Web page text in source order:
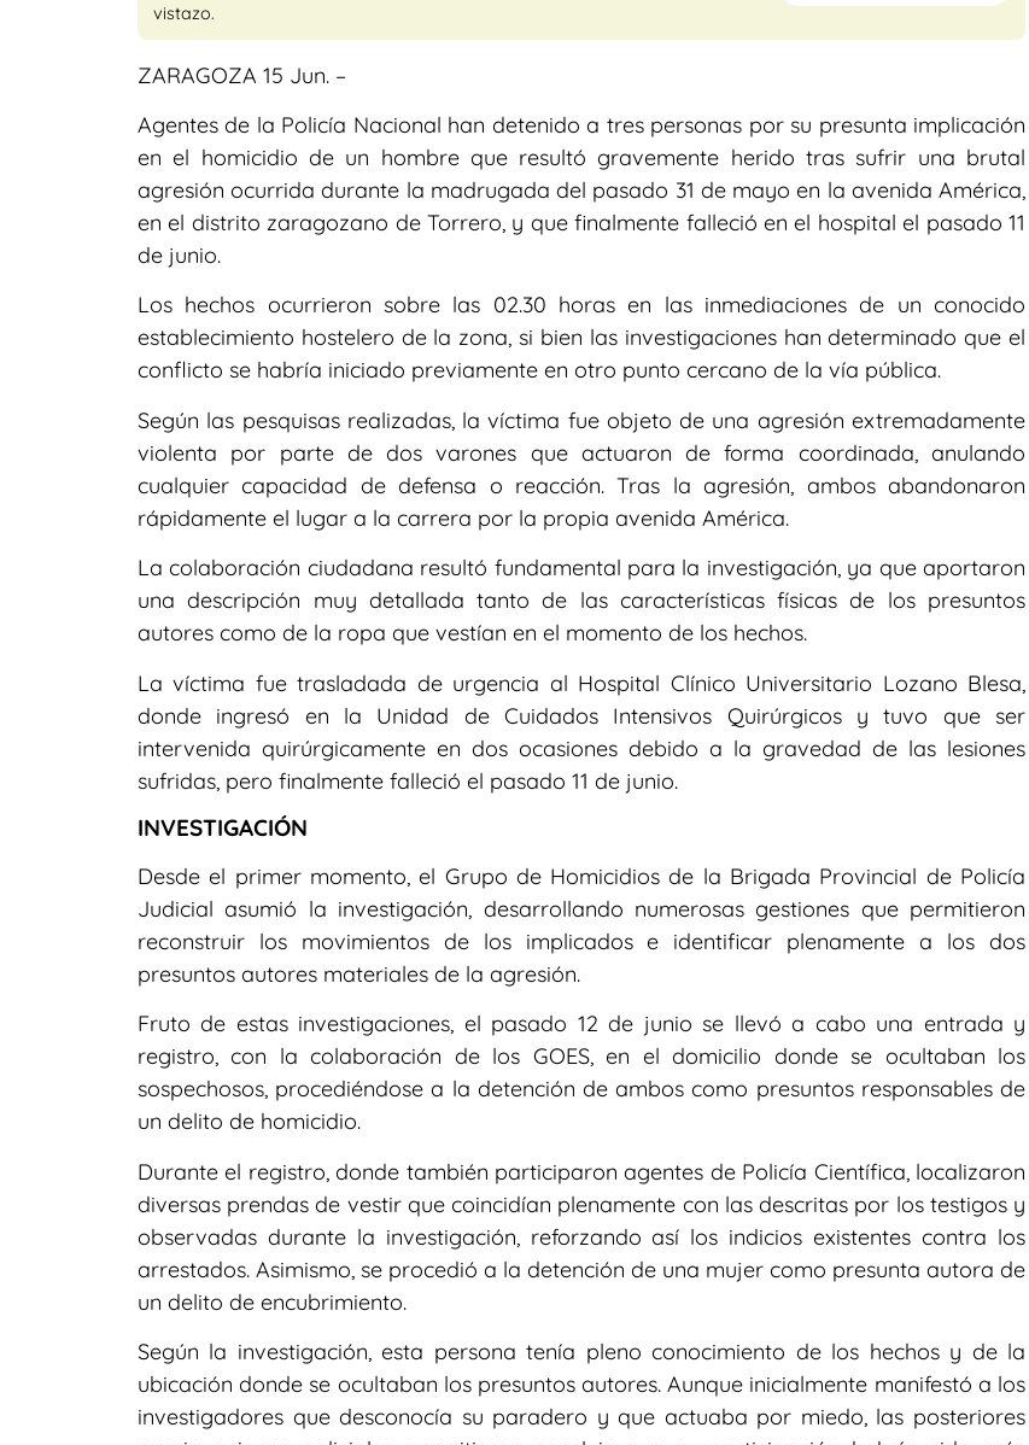
vistazo.
ZARAGOZA 15 Jun. –
Agentes de la Policía Nacional han detenido a tres personas por su presunta implicación
en el homicidio de un hombre que resultó gravemente herido tras sufrir una brutal
agresión ocurrida durante la madrugada del pasado 31 de mayo en la avenida América,
en el distrito zaragozano de Torrero, y que finalmente falleció en el hospital el pasado 11
de junio.
Los hechos ocurrieron sobre las 02.30 horas en las inmediaciones de un conocido
establecimiento hostelero de la zona, si bien las investigaciones han determinado que el
conflicto se habría iniciado previamente en otro punto cercano de la vía pública.
Según las pesquisas realizadas, la víctima fue objeto de una agresión extremadamente
violenta por parte de dos varones que actuaron de forma coordinada, anulando
cualquier capacidad de defensa o reacción. Tras la agresión, ambos abandonaron
rápidamente el lugar a la carrera por la propia avenida América.
La colaboración ciudadana resultó fundamental para la investigación, ya que aportaron
una descripción muy detallada tanto de las características físicas de los presuntos
autores como de la ropa que vestían en el momento de los hechos.
La víctima fue trasladada de urgencia al Hospital Clínico Universitario Lozano Blesa,
donde ingresó en la Unidad de Cuidados Intensivos Quirúrgicos y tuvo que ser
intervenida quirúrgicamente en dos ocasiones debido a la gravedad de las lesiones
sufridas, pero finalmente falleció el pasado 11 de junio.
INVESTIGACIÓN
Desde el primer momento, el Grupo de Homicidios de la Brigada Provincial de Policía
Judicial asumió la investigación, desarrollando numerosas gestiones que permitieron
reconstruir los movimientos de los implicados e identificar plenamente a los dos
presuntos autores materiales de la agresión.
Fruto de estas investigaciones, el pasado 12 de junio se llevó a cabo una entrada y
registro, con la colaboración de los GOES, en el domicilio donde se ocultaban los
sospechosos, procediéndose a la detención de ambos como presuntos responsables de
un delito de homicidio.
Durante el registro, donde también participaron agentes de Policía Científica, localizaron
diversas prendas de vestir que coincidían plenamente con las descritas por los testigos y
observadas durante la investigación, reforzando así los indicios existentes contra los
arrestados. Asimismo, se procedió a la detención de una mujer como presunta autora de
un delito de encubrimiento.
Según la investigación, esta persona tenía pleno conocimiento de los hechos y de la
ubicación donde se ocultaban los presuntos autores. Aunque inicialmente manifestó a los
investigadores que desconocía su paradero y que actuaba por miedo, las posteriores